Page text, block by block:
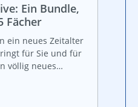
Ein Bundle,
Fächer
ein neues Zeitalter
für Sie und für
völlig neues
Schulbuch­